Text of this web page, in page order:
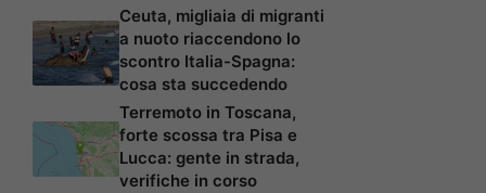
Ceuta, migliaia di migranti
a nuoto riaccendono lo
scontro Italia-Spagna:
cosa sta succedendo
Terremoto in Toscana,
forte scossa tra Pisa e
Lucca: gente in strada,
verifiche in corso